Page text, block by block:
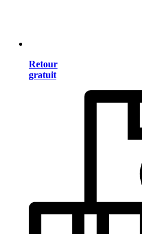
Retour
gratuit